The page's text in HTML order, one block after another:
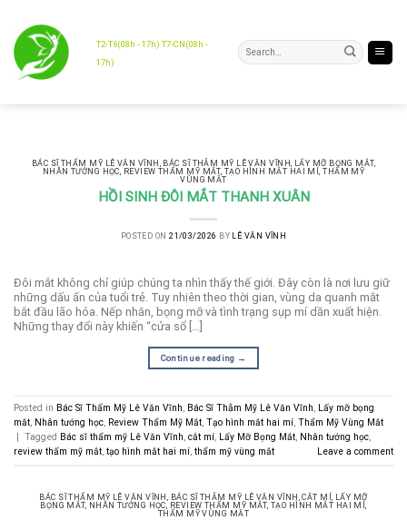
content
T2-T6(08h - 17h) T7-CN(08h -
17h)
BÁC SĨ THẨM MỸ LÊ VĂN VĨNH , BÁC SĨ THẪM MỸ LÊ VĂN VĨNH, LẤY MỠ BỌNG MẮT,
NHÂN TƯỚNG HỌC, REVIEW THẨM MỸ MẮT, TẠO HÌNH MẮT HAI MÍ,THẨM MỸ
VÙNG MẮT
HỒI SINH ĐÔI MẮT THANH XUÂN
POSTED ON21/03/2026 BY LÊ VĂN VĨNH
Đôi mắt không chỉ giúp chúng ta nhìn thấy thế giới. Đây còn là nơi lưu giữ
những dấu ấn của tuổi trẻ. Tuy nhiên theo thời gian, vùng da quanh mắt
bắt đầu lão hóa. Nếp nhăn, bọng mỡ và tình trạng sụp mí dần xuất hiện.
Những thay đổi này khiến “cửa sổ […]
Continue reading →
Posted in Bác Sĩ Thẩm Mỹ Lê Văn Vĩnh, Bác Sĩ Thẫm Mỹ Lê Văn Vĩnh, Lấy mỡ bọng
mắt, Nhân tướng học, Review Thẩm Mỹ Mắt, Tạo hình mắt hai mí, Thẩm Mỹ Vùng Mắt
Tagged Bác sĩ thẩm mỹ Lê Văn Vĩnh, cắt mí, Lấy Mỡ Bọng Mắt, Nhân tướng học,
review thẩm mỹ mắt, tạo hình mắt hai mí, thẩm mỹ vùng mắt Leave a comment
BÁC SĨ THẨM MỸ LÊ VĂN VĨNH , BÁC SĨ THẪM MỸ LÊ VĂN VĨNH ,CẮT MÍ, LẤY MỠ
BỌNG MẮT, NHÂN TƯỚNG HỌC, REVIEW THẨM MỸ MẮT, TẠO HÌNH MẮT HAI MÍ,
THẨM MỸ VÙNG MẮT